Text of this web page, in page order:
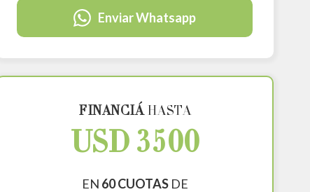
Enviar Whatsapp
FINANCIÁHASTA
USD 3500
EN 60 CUOTASDE